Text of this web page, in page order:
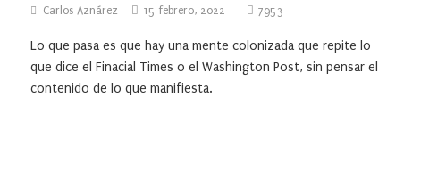
Carlos Aznárez 15 febrero, 2022 7953
Lo que pasa es que hay una mente colonizada que repite lo
que dice el Finacial Times o el Washington Post, sin pensar el
contenido de lo que manifiesta.